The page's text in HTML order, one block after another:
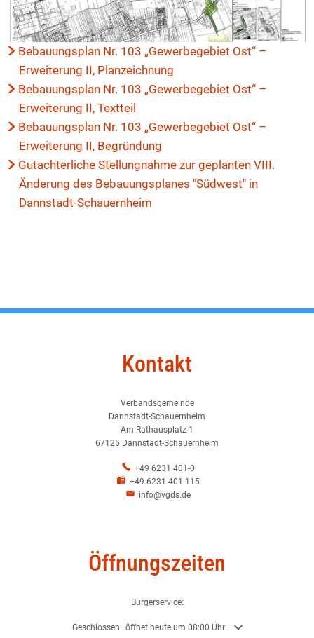
Bebauungsplan Nr. 103 „Gewerbegebiet Ost“ –
Erweiterung II, Planzeichnung
Bebauungsplan Nr. 103 „Gewerbegebiet Ost“ –
Erweiterung II, Textteil
Bebauungsplan Nr. 103 „Gewerbegebiet Ost“ –
Erweiterung II, Begründung
Gutachterliche Stellungnahme zur geplanten VIII.
Änderung des Bebauungsplanes "Südwest" in
Dannstadt-Schauernheim
Kontakt
Verbandsgemeinde
Dannstadt-Schauernheim
Am Rathausplatz 1
67125 Dannstadt-Schauernheim
+49 6231 401-0
+49 6231 401-115
info@vgds.de
Öffnungszeiten
Bürgerservice:
Klicken, um weitere Öffnungs- oder Schließzeiten auszublenden
Geschlossen: öffnet heute um 08:00 Uhr